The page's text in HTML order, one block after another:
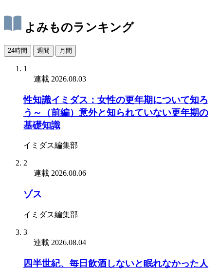
よみものランキング
24時間 週間 月間
1
連載 2026.08.03
性知識イミダス：女性の更年期について知ろ
う～（前編）意外と知られていない更年期の
基礎知識
イミダス編集部
2
連載 2026.08.06
ゾス
イミダス編集部
3
連載 2026.08.04
四半世紀、毎日飲酒しないと眠れなかった人